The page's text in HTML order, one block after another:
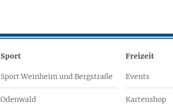
Sport
Sport Weinheim und Bergstraße
Odenwald
Freizeit
Events
Kartenshop